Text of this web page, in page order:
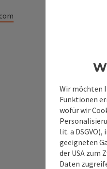
Wir möchten
Funktionen
wofür wir
lit. a
geeigneten
der USA zum
Daten